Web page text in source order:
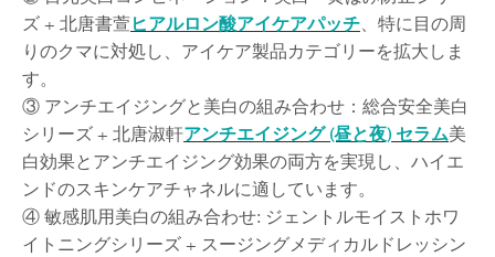
ズ + 北唐書萱ヒアルロン酸アイケアパッチ、特に目の周
りのクマに対処し、アイケア製品カテゴリーを拡大しま
す。
③ アンチエイジングと美白の組み合わせ：総合安全美白
シリーズ + 北唐淑軒アンチエイジング (昼と夜) セラム美
白効果とアンチエイジング効果の両方を実現し、ハイエ
ンドのスキンケアチャネルに適しています。
④ 敏感肌用美白の組み合わせ: ジェントルモイストホワ
イトニングシリーズ + スージングメディカルドレッシン